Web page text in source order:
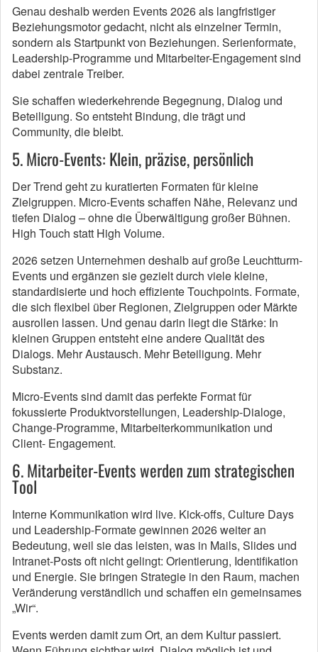
Genau deshalb werden Events 2026 als langfristiger
Beziehungsmotor gedacht, nicht als einzelner Termin,
sondern als Startpunkt von Beziehungen. Serienformate,
Leadership-Programme und Mitarbeiter-Engagement sind
dabei zentrale Treiber.
Sie schaffen wiederkehrende Begegnung, Dialog und
Beteiligung. So entsteht Bindung, die trägt und
Community, die bleibt.
5. Micro-Events: Klein, präzise, persönlich
Der Trend geht zu kuratierten Formaten für kleine
Zielgruppen. Micro-Events schaffen Nähe, Relevanz und
tiefen Dialog – ohne die Überwältigung großer Bühnen.
High Touch statt High Volume.
2026 setzen Unternehmen deshalb auf große Leuchtturm-
Events und ergänzen sie gezielt durch viele kleine,
standardisierte und hoch effiziente Touchpoints. Formate,
die sich flexibel über Regionen, Zielgruppen oder Märkte
ausrollen lassen. Und genau darin liegt die Stärke: In
kleinen Gruppen entsteht eine andere Qualität des
Dialogs. Mehr Austausch. Mehr Beteiligung. Mehr
Substanz.
Micro-Events sind damit das perfekte Format für
fokussierte Produktvorstellungen, Leadership-Dialoge,
Change-Programme, Mitarbeiterkommunikation und
Client- Engagement.
6. Mitarbeiter-Events werden zum strategischen
Tool
Interne Kommunikation wird live. Kick-offs, Culture Days
und Leadership-Formate gewinnen 2026 weiter an
Bedeutung, weil sie das leisten, was in Mails, Slides und
Intranet-Posts oft nicht gelingt: Orientierung, Identifikation
und Energie. Sie bringen Strategie in den Raum, machen
Veränderung verständlich und schaffen ein gemeinsames
„Wir“.
Events werden damit zum Ort, an dem Kultur passiert.